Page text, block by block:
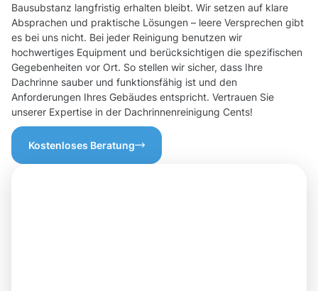
Bausubstanz langfristig erhalten bleibt. Wir setzen auf klare
Absprachen und praktische Lösungen – leere Versprechen gibt
es bei uns nicht. Bei jeder Reinigung benutzen wir
hochwertiges Equipment und berücksichtigen die spezifischen
Gegebenheiten vor Ort. So stellen wir sicher, dass Ihre
Dachrinne sauber und funktionsfähig ist und den
Anforderungen Ihres Gebäudes entspricht. Vertrauen Sie
unserer Expertise in der Dachrinnenreinigung Cents!
Kostenloses Beratung